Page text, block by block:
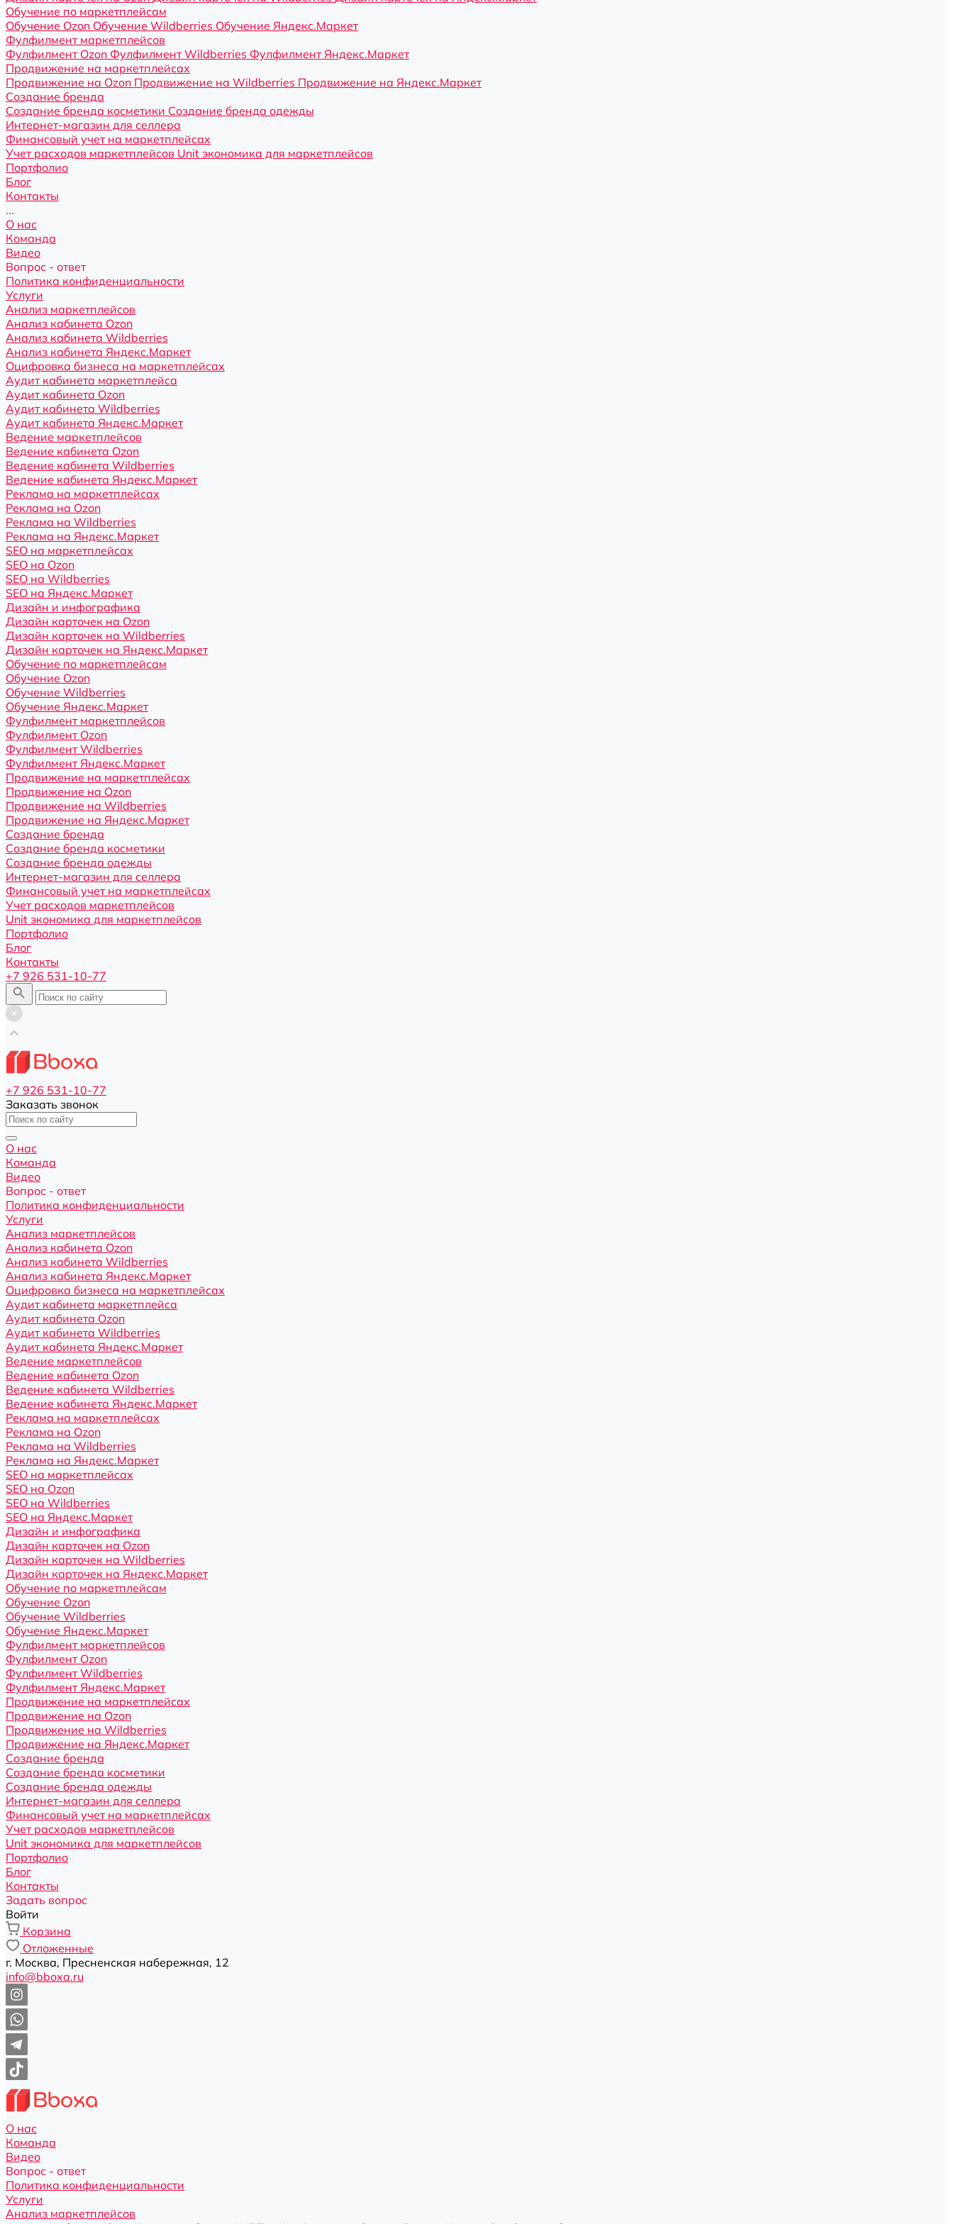
Обучение по маркетплейсам
Обучение Ozon Обучение Wildberries Обучение Яндекс.Маркет
Фулфилмент маркетплейсов
Фулфилмент Ozon Фулфилмент Wildberries Фулфилмент Яндекс.Маркет
Продвижение на маркетплейсах
Продвижение на Ozon Продвижение на Wildberries Продвижение на Яндекс.Маркет
Создание бренда
Создание бренда косметики Создание бренда одежды
Интернет-магазин для селлера
Финансовый учет на маркетплейсах
Учет расходов маркетплейсов Unit экономика для маркетплейсов
Портфолио
Блог
Контакты
...
О нас
Команда
Видео
Вопрос - ответ
Политика конфиденциальности
Услуги
Анализ маркетплейсов
Анализ кабинета Ozon
Анализ кабинета Wildberries
Анализ кабинета Яндекс.Маркет
Оцифровка бизнеса на маркетплейсах
Аудит кабинета маркетплейса
Аудит кабинета Ozon
Аудит кабинета Wildberries
Аудит кабинета Яндекс.Маркет
Ведение маркетплейсов
Ведение кабинета Ozon
Ведение кабинета Wildberries
Ведение кабинета Яндекс.Маркет
Реклама на маркетплейсах
Реклама на Ozon
Реклама на Wildberries
Реклама на Яндекс.Маркет
SEO на маркетплейсах
SEO на Ozon
SEO на Wildberries
SEO на Яндекс.Маркет
Дизайн и инфографика
Дизайн карточек на Ozon
Дизайн карточек на Wildberries
Дизайн карточек на Яндекс.Маркет
Обучение по маркетплейсам
Обучение Ozon
Обучение Wildberries
Обучение Яндекс.Маркет
Фулфилмент маркетплейсов
Фулфилмент Ozon
Фулфилмент Wildberries
Фулфилмент Яндекс.Маркет
Продвижение на маркетплейсах
Продвижение на Ozon
Продвижение на Wildberries
Продвижение на Яндекс.Маркет
Создание бренда
Создание бренда косметики
Создание бренда одежды
Интернет-магазин для селлера
Финансовый учет на маркетплейсах
Учет расходов маркетплейсов
Unit экономика для маркетплейсов
Портфолио
Блог
Контакты
+7 926 531-10-77
+7 926 531-10-77
Заказать звонок
О нас
Команда
Видео
Вопрос - ответ
Политика конфиденциальности
Услуги
Анализ маркетплейсов
Анализ кабинета Ozon
Анализ кабинета Wildberries
Анализ кабинета Яндекс.Маркет
Оцифровка бизнеса на маркетплейсах
Аудит кабинета маркетплейса
Аудит кабинета Ozon
Аудит кабинета Wildberries
Аудит кабинета Яндекс.Маркет
Ведение маркетплейсов
Ведение кабинета Ozon
Ведение кабинета Wildberries
Ведение кабинета Яндекс.Маркет
Реклама на маркетплейсах
Реклама на Ozon
Реклама на Wildberries
Реклама на Яндекс.Маркет
SEO на маркетплейсах
SEO на Ozon
SEO на Wildberries
SEO на Яндекс.Маркет
Дизайн и инфографика
Дизайн карточек на Ozon
Дизайн карточек на Wildberries
Дизайн карточек на Яндекс.Маркет
Обучение по маркетплейсам
Обучение Ozon
Обучение Wildberries
Обучение Яндекс.Маркет
Фулфилмент маркетплейсов
Фулфилмент Ozon
Фулфилмент Wildberries
Фулфилмент Яндекс.Маркет
Продвижение на маркетплейсах
Продвижение на Ozon
Продвижение на Wildberries
Продвижение на Яндекс.Маркет
Создание бренда
Создание бренда косметики
Создание бренда одежды
Интернет-магазин для селлера
Финансовый учет на маркетплейсах
Учет расходов маркетплейсов
Unit экономика для маркетплейсов
Портфолио
Блог
Контакты
Задать вопрос
Войти
Корзина
Отложенные
г. Москва, Пресненская набережная, 12
info@bboxa.ru
О нас
Команда
Видео
Вопрос - ответ
Политика конфиденциальности
Услуги
Анализ маркетплейсов